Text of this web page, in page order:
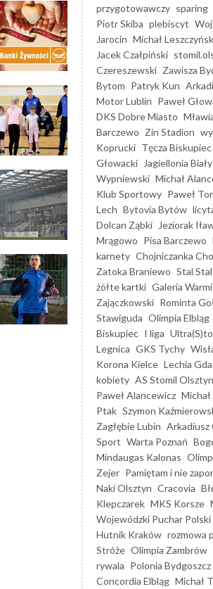
przygotowawczy sparing
Piotr Skiba plebiscyt
Jarocin Michał
Jacek Czałpiński
Czereszewski Zawisza
Bytom Patryk Kun
Motor Lublin Paweł
DKS Dobre Miasto
Barczewo Zin Stadion
Koprucki Tęcza Biskupiec
Głowacki
Jagiellonia
Wypniewski Michał
Klub Sportowy Paweł
Lech Bytovia Bytów
Dolcan Ząbki
Jeziorak
Mrągowo Pisa Barczewo
karnety Chojniczanka
Zatoka Braniewo Stal
żółte kartki Galeria
Zajączkowski Rominta
Stawiguda Olimpia Elbląg
Biskupiec I liga
Legnica GKS Tychy
Korona Kielce Lechia
kobiety AS Stomil Olsztyn
Paweł Alancewicz
Ptak Szymon
Zagłębie Lubin Arkadiusz
Sport Warta Poznań
Mindaugas Kalonas
Zejer Pamiętam i nie
Naki Olsztyn Cracovia
Klepczarek MKS Korsze
Wojewódzki Puchar Polski
Hutnik Kraków rozmowa
Stróże Olimpia Zambrów
rywala Polonia Bydgoszcz
Concordia Elbląg Michał